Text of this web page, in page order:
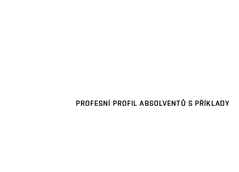
PROFESNÍ PROFIL ABSOLVENTŮ S PŘÍKLADY